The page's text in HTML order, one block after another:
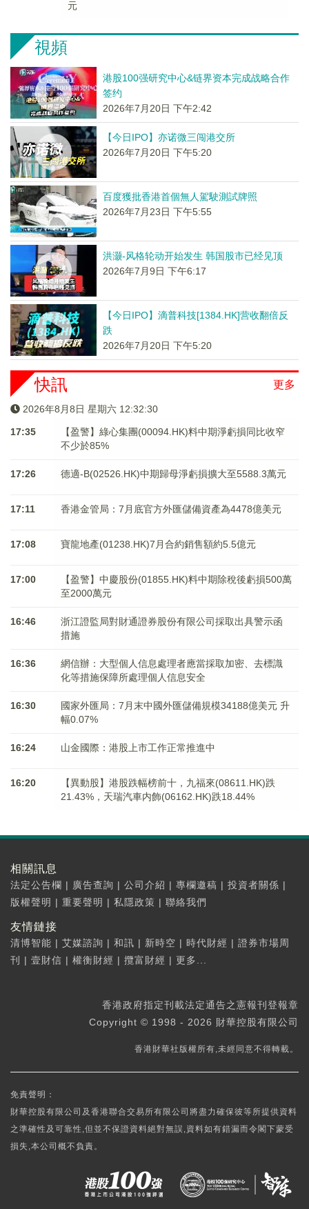
元
視頻
港股100强研究中心&链界资本完成战略合作
签约
2026年7月20日 下午2:42
【今日IPO】亦诺微三闯港交所
2026年7月20日 下午5:20
百度獲批香港首個無人駕駛測試牌照
2026年7月23日 下午5:55
洪灏-风格轮动开始发生 韩国股市已经见顶
2026年7月9日 下午6:17
【今日IPO】滴普科技[1384.HK]营收翻倍反
跌
2026年7月20日 下午5:20
更多
快訊
2026年8月8日 星期六 12:32:30
17:35
【盈警】綠心集團(00094.HK)料中期淨虧損同比收窄
不少於85%
17:26 德適-B(02526.HK)中期歸母淨虧損擴大至5588.3萬元
17:11 香港金管局：7月底官方外匯儲備資產為4478億美元
17:08 寶龍地產(01238.HK)7月合約銷售額約5.5億元
17:00
【盈警】中慶股份(01855.HK)料中期除稅後虧損500萬
至2000萬元
16:46
浙江證監局對財通證券股份有限公司採取出具警示函
措施
16:36
網信辦：大型個人信息處理者應當採取加密、去標識
化等措施保障所處理個人信息安全
16:30
國家外匯局：7月末中國外匯儲備規模34188億美元 升
幅0.07%
16:24 山金國際：港股上市工作正常推進中
16:20
【異動股】港股跌幅榜前十，九福來(08611.HK)跌
21.43%，天瑞汽車内飾(06162.HK)跌18.44%
相關訊息
法定公告欄 | 廣告查詢 | 公司介紹 | 專欄邀稿 | 投資者關係 |
版權聲明 | 重要聲明 | 私隱政策 | 聯絡我們
友情鏈接
清博智能 | 艾媒諮詢 | 和訊 | 新時空 | 時代財經 | 證券市場周
刊
| 壹財信 | 權衡財經 | 攬富財經 | 更多...
香港政府指定刊載法定通告之憲報刊登報章
Copyright © 1998 - 2026 財華控股有限公司
香港財華社版權所有,未經同意不得轉載。
免責聲明：
財華控股有限公司及香港聯合交易所有限公司將盡力確保彼等所提供資料
之準確性及可靠性,但並不保證資料絕對無誤,資料如有錯漏而令閣下蒙受
損失,本公司概不負責。